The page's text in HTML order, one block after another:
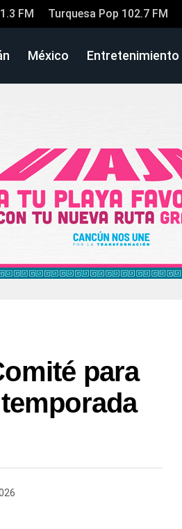
FM Turquesa Pop 102.7 FM
México Entretenimiento
para